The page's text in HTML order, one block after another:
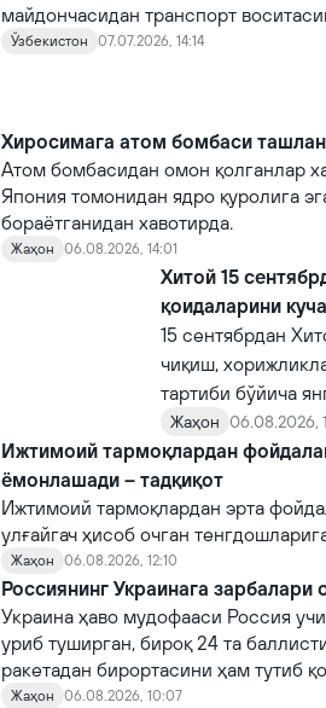
майдончасидан транспорт
электрон шаклга ўтказилади.
Ўзбекистон 07.07.2026, 14:14
Хиросимага атом бомбаси
Атом бомбасидан омон қолганлар
Япония томонидан ядро қуролига
бораётганидан хавотирда.
Жаҳон 06.08.2026, 14:01
Хитой 15
қоидаларини
15 сентябрдан
чиқиш,
тартиби бўйича
Жаҳон 06.08.2026,
Ижтимоий тармоқлардан
ёмонлашади – тадқиқот
Ижтимоий тармоқлардан эрта
улғайгач ҳисоб очган
қийналишади.
Жаҳон 06.08.2026, 12:10
Россиянинг Украинага зарбалари
Украина ҳаво мудофааси Россия
уриб туширган, бироқ 24 та
ракетадан бирортасини ҳам тутиб
Жаҳон 06.08.2026, 10:07